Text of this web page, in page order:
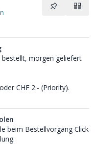
morgen geliefert
CHF 2.- (Priority).
beim Bestellvorgang Click